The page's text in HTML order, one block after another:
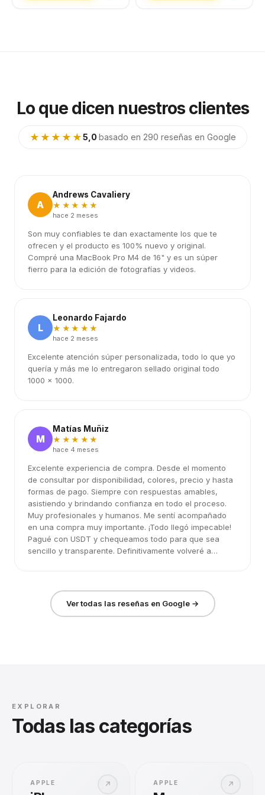
Lo que dicen nuestros clientes
★★★★★5,0·basado en 290 reseñas en Google
A
Andrews Cavaliery
★★★★★
hace 2 meses
Son muy confiables te dan exactamente los que te
ofrecen y el producto es 100% nuevo y original.
Compré una MacBook Pro M4 de 16" y es un súper
fierro para la edición de fotografías y videos.
L
Leonardo Fajardo
★★★★★
hace 2 meses
Excelente atención súper personalizada, todo lo que yo
quería y más me lo entregaron sellado original todo
1000 x 1000.
M
Matías Muñiz
★★★★★
hace 4 meses
Excelente experiencia de compra. Desde el momento
de consultar por disponibilidad, colores, precio y hasta
formas de pago. Siempre con respuestas amables,
asistiendo y brindando confianza en todo el proceso.
Muy profesionales y humanos. Me sentí acompañado
en una compra muy importante. ¡Todo llegó impecable!
Pagué con USDT y chequeamos todo para que sea
sencillo y transparente. Definitivamente volveré a
Ver todas las reseñas en Google →
EXPLORAR
Todas las categorías
↗
APPLE ↗
APPLE